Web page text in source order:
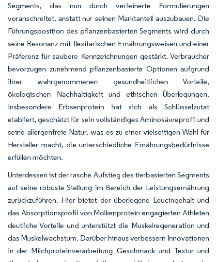
Segments, das nun durch verfeinerte Formulierungen
voranschreitet, anstatt nur seinen Marktanteil auszubauen. Die
Führungsposition des pflanzenbasierten Segments wird durch
seine Resonanz mit flexitarischen Ernährungsweisen und einer
Präferenz für saubere Kennzeichnungen gestärkt. Verbraucher
bevorzugen zunehmend pflanzenbasierte Optionen aufgrund
ihrer wahrgenommenen gesundheitlichen Vorteile,
ökologischen Nachhaltigkeit und ethischen Überlegungen.
Insbesondere Erbsenprotein hat sich als Schlüsselzutat
etabliert, geschätzt für sein vollständiges Aminosäureprofil und
seine allergenfreie Natur, was es zu einer vielseitigen Wahl für
Hersteller macht, die unterschiedliche Ernährungsbedürfnisse
erfüllen möchten.
Unterdessen ist der rasche Aufstieg des tierbasierten Segments
auf seine robuste Stellung im Bereich der Leistungsernährung
zurückzuführen. Hier bietet der überlegene Leucingehalt und
das Absorptionsprofil von Molkenprotein engagierten Athleten
deutliche Vorteile und unterstützt die Muskelregeneration und
das Muskelwachstum. Darüber hinaus verbessern Innovationen
in der Milchproteinverarbeitung Geschmack und Textur und